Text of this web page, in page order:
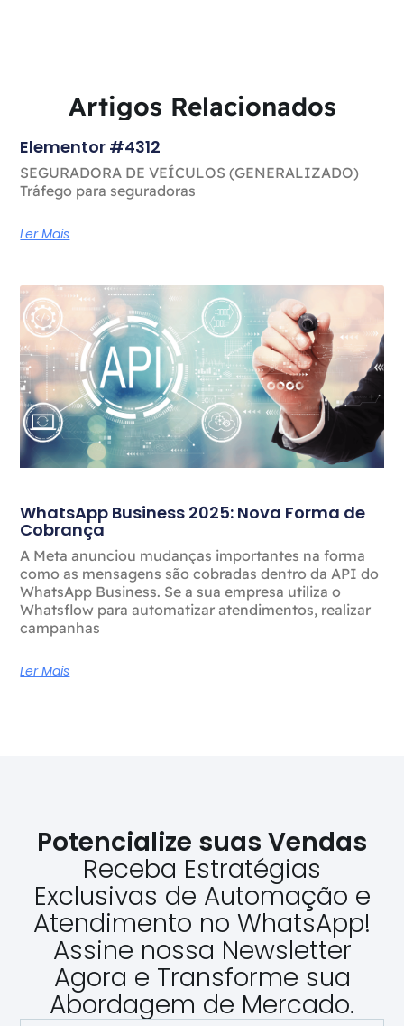
Artigos Relacionados
Elementor #4312
SEGURADORA DE VEÍCULOS (GENERALIZADO)
Tráfego para seguradoras
Ler Mais
WhatsApp Business 2025: Nova Forma de
Cobrança
A Meta anunciou mudanças importantes na forma
como as mensagens são cobradas dentro da API do
WhatsApp Business. Se a sua empresa utiliza o
Whatsflow para automatizar atendimentos, realizar
campanhas
Ler Mais
Potencialize suas Vendas
Receba Estratégias
Exclusivas de Automação e
Atendimento no WhatsApp!
Assine nossa Newsletter
Agora e Transforme sua
Abordagem de Mercado.